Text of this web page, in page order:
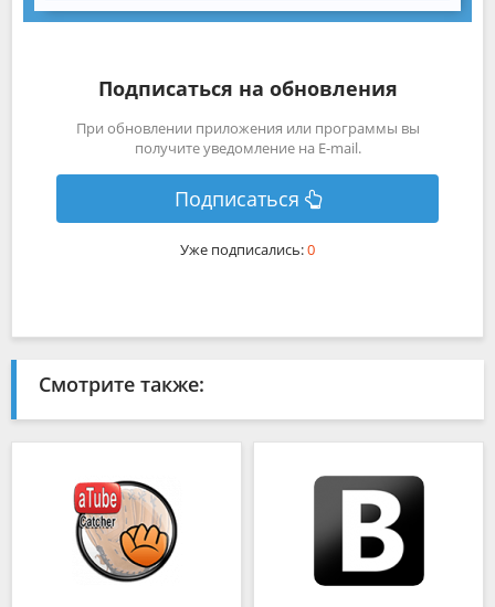
Подписаться на обновления
При обновлении приложения или программы вы
получите уведомление на E-mail.
Подписаться
Уже подписались:0
Смотрите также: